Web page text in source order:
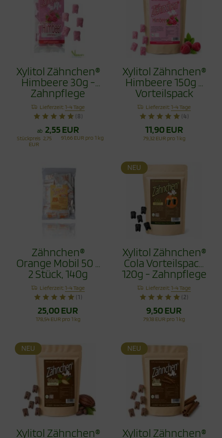
Xylitol Zähnchen®
Himbeere 30g -
Zahnpflege
Bonbons
Lieferzeit:1-4 Tage
(8)
ab 2,55 EUR
Stückpreis 2,75
EUR
91,66 EUR pro 1 kg
Xylitol Zähnchen®
Himbeere 150g -
Vorteilspack
Lieferzeit:1-4 Tage
(4)
11,90 EUR
79,32 EUR pro 1 kg
Zähnchen®
Orange Mobil 50 x
2 Stück, 140g
Lieferzeit:1-4 Tage
(1)
25,00 EUR
178,54 EUR pro 1 kg
NEU
Xylitol Zähnchen®
Cola Vorteilspack
120g - Zahnpflege
Bonbons
Lieferzeit:1-4 Tage
(2)
9,50 EUR
79,18 EUR pro 1 kg
NEU
Xylitol Zähnchen®
NEU
Xylitol Zähnchen®